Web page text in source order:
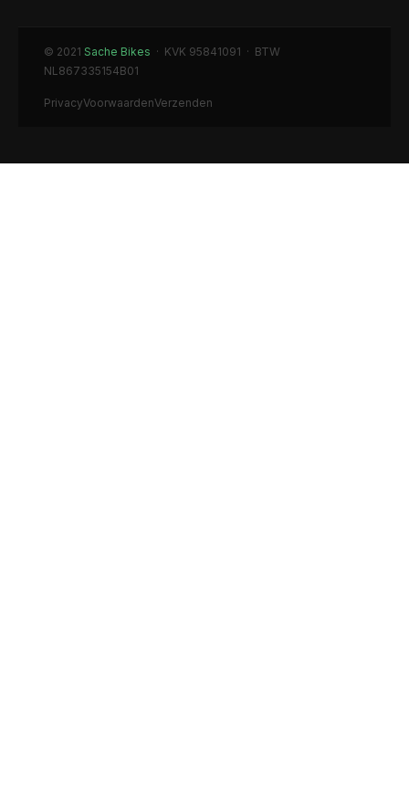
© 2021 Sache Bikes · KVK 95841091 · BTW
NL867335154B01
PrivacyVoorwaardenVerzenden